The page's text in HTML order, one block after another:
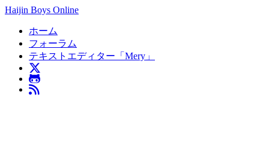
Haijin Boys Online
ホーム
フォーラム
テキストエディター「Mery」